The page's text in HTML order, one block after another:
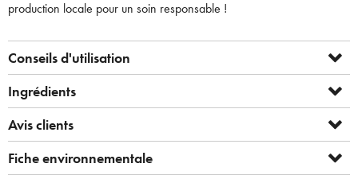
production locale pour un soin responsable !
Conseils d'utilisation
Ingrédients
Avis clients
Fiche environnementale